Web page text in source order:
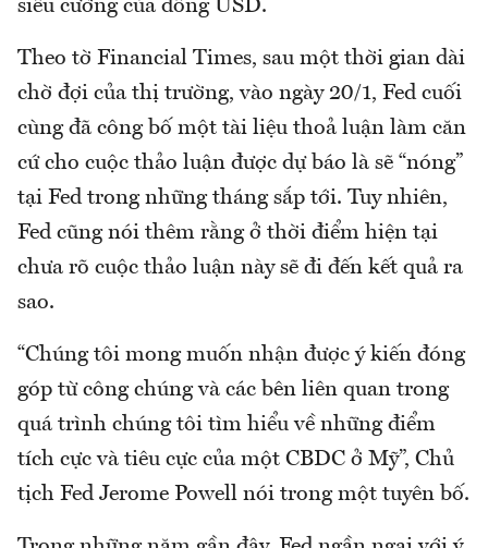
siêu cường của đồng USD.
Theo tờ Financial Times, sau một thời gian dài
chờ đợi của thị trường, vào ngày 20/1, Fed cuối
cùng đã công bố một tài liệu thoả luận làm căn
cứ cho cuộc thảo luận được dự báo là sẽ “nóng”
tại Fed trong những tháng sắp tới. Tuy nhiên,
Fed cũng nói thêm rằng ở thời điểm hiện tại
chưa rõ cuộc thảo luận này sẽ đi đến kết quả ra
sao.
“Chúng tôi mong muốn nhận được ý kiến đóng
góp từ công chúng và các bên liên quan trong
quá trình chúng tôi tìm hiểu về những điểm
tích cực và tiêu cực của một CBDC ở Mỹ”, Chủ
tịch Fed Jerome Powell nói trong một tuyên bố.